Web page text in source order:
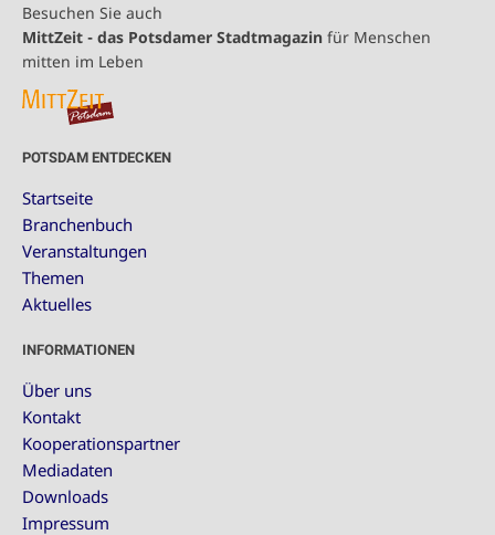
Besuchen Sie auch
MittZeit - das Potsdamer Stadtmagazin für Menschen
mitten im Leben
POTSDAM ENTDECKEN
Startseite
Branchenbuch
Veranstaltungen
Themen
Aktuelles
INFORMATIONEN
Über uns
Kontakt
Kooperationspartner
Mediadaten
Downloads
Impressum